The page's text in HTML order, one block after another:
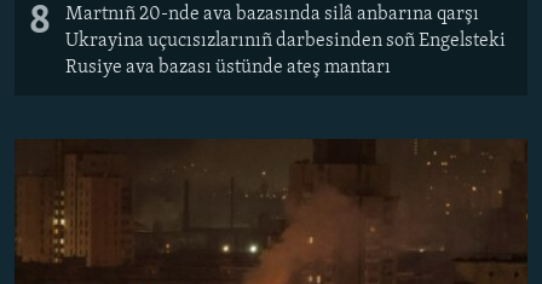
8
Martnıñ 20-nde ava bazasında silâ anbarına qarşı
Ukrayina uçucısızlarınıñ darbesinden soñ Engelsteki
Rusiye ava bazası üstünde ateş mantarı